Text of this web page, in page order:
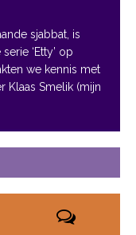
sjabbat, is
‘Etty’ op
we kennis met
Klaas Smelik (mijn